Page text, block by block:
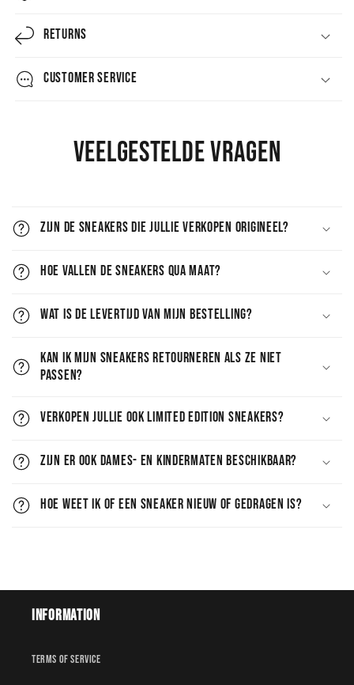
RETURNS
CUSTOMER SERVICE
Veelgestelde vragen
Zijn de sneakers die jullie verkopen origineel?
Hoe vallen de sneakers qua maat?
Wat is de levertijd van mijn bestelling?
Kan ik mijn sneakers retourneren als ze niet
passen?
Verkopen jullie ook limited edition sneakers?
Zijn er ook dames- en kindermaten beschikbaar?
Hoe weet ik of een sneaker nieuw of gedragen is?
Information
Terms of service